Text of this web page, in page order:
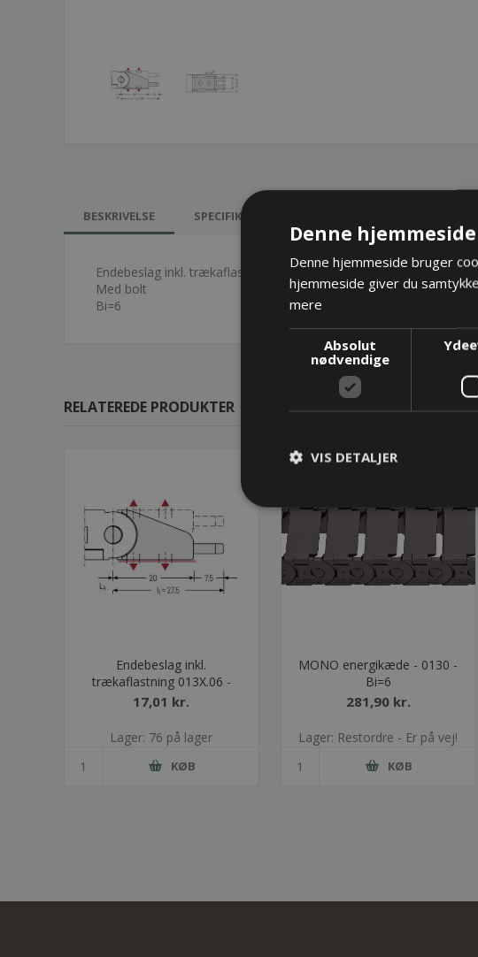
BESKRIVELSE SPECIFIKATIONER
Endebeslag inkl. trækaflastning - 013X
Med bolt
Bi=6
RELATEREDE PRODUKTER
Endebeslag inkl.
trækaflastning 013X.06 -
Uden bolt
17,01 kr.
Lager: 76 på lager
KØB
MONO energikæde - 0130 -
Bi=6
281,90 kr.
Lager: Restordre - Er på vej!
KØB
Denne
Denne hjemmeside bruger
hjemmeside giver du
mere
Absolut
nødvendige
VIS DETALJER